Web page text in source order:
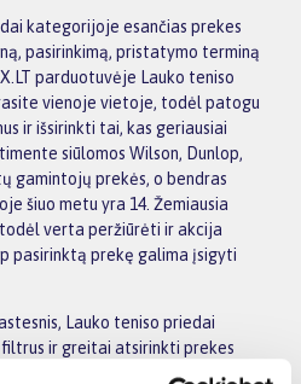
kategorijoje esančias prekes
pasirinkimą, pristatymo terminą
parduotuvėje Lauko teniso
vienoje vietoje, todėl patogu
ir išsirinkti tai, kas geriausiai
siūlomos Wilson, Dunlop,
gamintojų prekės, o bendras
šiuo metu yra 14. Žemiausia
todėl verta peržiūrėti ir akcija
pasirinktą prekę galima įsigyti
Lauko teniso priedai
ir greitai atsirinkti prekes
ar kitus aktualius kriterijus.